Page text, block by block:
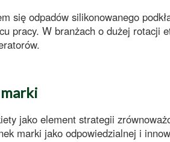
się odpadów silikonowanego
pracy. W branżach o dużej rotacji
jako element strategii
marki jako odpowiedzialnej i